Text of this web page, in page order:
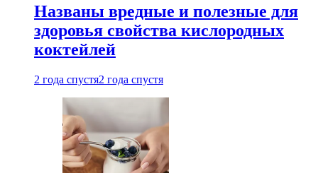
Названы вредные и полезные для
здоровья свойства кислородных
коктейлей
2 года спустя2 года спустя